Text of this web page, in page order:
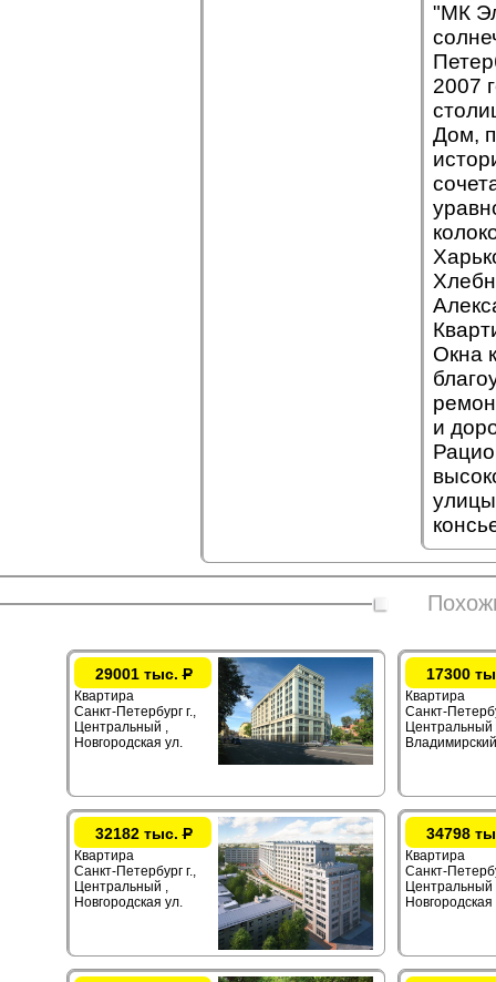
"МК
2007
Дом,
Окна
и
29001 тыс.Р
Квартира
Санкт-Петербург г.,
Центральный ,
Новгородская ул.
17300
Квартира
Санкт-
Центральный
32182 тыс.Р
Квартира
Санкт-Петербург г.,
Центральный ,
Новгородская ул.
34798
Квартира
Санкт-
Центральный
Новгородская